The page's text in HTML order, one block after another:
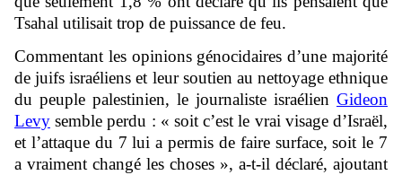
Tsahal utilisait trop de puissance de feu.
Commentant les opinions génocidaires d’une majorité
de juifs israéliens et leur soutien au nettoyage ethnique
du peuple palestinien, le journaliste israélien Gideon
Levy semble perdu : « soit c’est le vrai visage d’Israël,
et l’attaque du 7 lui a permis de faire surface, soit le 7
a vraiment changé les choses », a-t-il déclaré, ajoutant